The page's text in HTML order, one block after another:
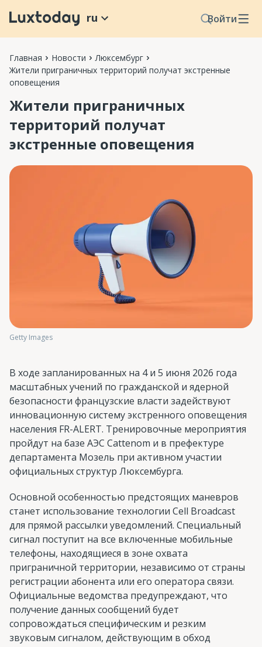
Войти
ru
Главная Новости
Люксембург
Жители приграничных территорий получат экстренные
оповещения
Жители приграничных
территорий получат
экстренные оповещения
Getty Images
В ходе запланированных на 4 и 5 июня 2026 года
масштабных учений по гражданской и ядерной
безопасности французские власти задействуют
инновационную систему экстренного оповещения
населения FR-ALERT. Тренировочные мероприятия
пройдут на базе АЭС Cattenom и в префектуре
департамента Мозель при активном участии
официальных структур Люксембурга.
Основной особенностью предстоящих маневров
станет использование технологии Cell Broadcast
для прямой рассылки уведомлений. Специальный
сигнал поступит на все включенные мобильные
телефоны, находящиеся в зоне охвата
приграничной территории, независимо от страны
регистрации абонента или его оператора связи.
Официальные ведомства предупреждают, что
получение данных сообщений будет
сопровождаться специфическим и резким
звуковым сигналом, действующим в обход